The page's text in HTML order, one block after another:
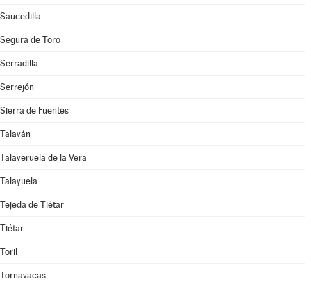
Saucedilla
Segura de Toro
Serradilla
Serrejón
Sierra de Fuentes
Talaván
Talaveruela de la Vera
Talayuela
Tejeda de Tiétar
Tiétar
Toril
Tornavacas